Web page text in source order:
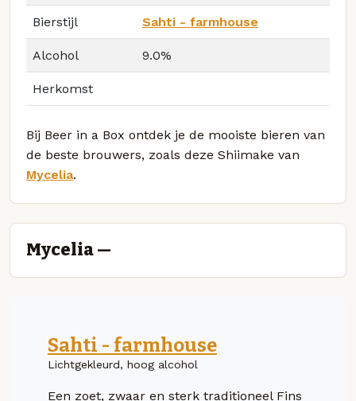
Bierstijl Sahti - farmhouse
Alcohol 9.0%
Herkomst
Bij Beer in a Box ontdek je de mooiste bieren van
de beste brouwers, zoals deze Shiimake van
Mycelia.
Mycelia —
Sahti - farmhouse
Lichtgekleurd, hoog alcohol
Een zoet, zwaar en sterk traditioneel Fins